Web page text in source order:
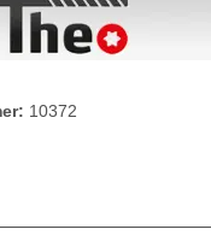
10372